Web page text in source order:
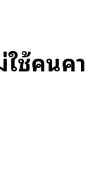
ใช้คนค้ำ